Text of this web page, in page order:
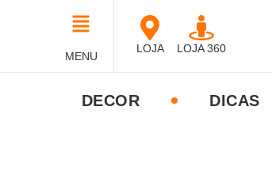
MENU
LOJA LOJA 360
DECOR DICAS